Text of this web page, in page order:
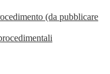
(da pubblicare